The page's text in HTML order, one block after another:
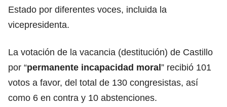
Estado por diferentes voces, incluida la
vicepresidenta.
La votación de la vacancia (destitución) de Castillo
por “permanente incapacidad moral” recibió 101
votos a favor, del total de 130 congresistas, así
como 6 en contra y 10 abstenciones.